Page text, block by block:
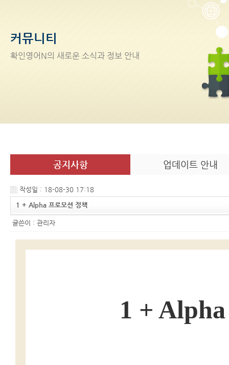
커뮤니티
확인영어 N의 새로운 소식과 정보 안내
공지사항 업데이트 안내
작성일 : 18-08-30 17:18
1 + Alpha 프로모션 정책
글쓴이 : 관리자
1 +